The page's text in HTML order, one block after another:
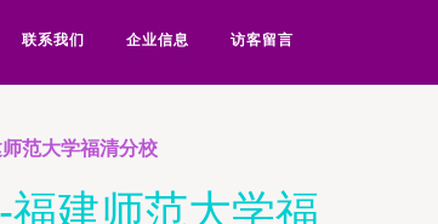
联系我们 企业信息 访客留言
范大学福清分校
建师范大学福